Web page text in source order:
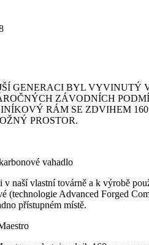
GENERACI BYL
ZÁVODNÍCH
RÁM SE ZDVIHEM
PROSTOR.
vahadlo
v naší vlastní továrně a k výrobě
(technologie Advanced Forged
přístupném místě.